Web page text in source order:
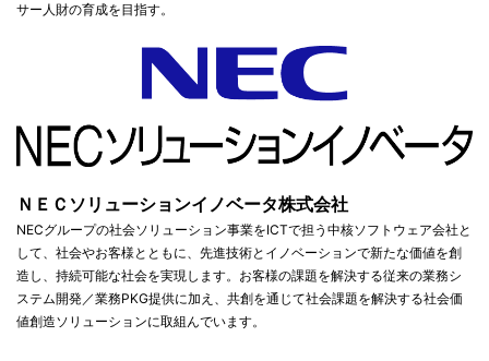
サー人財の育成を目指す。
ＮＥＣソリューションイノベータ株式会社
NECグループの社会ソリューション事業をICTで担う中核ソフトウェア会社と
して、社会やお客様とともに、先進技術とイノベーションで新たな価値を創
造し、持続可能な社会を実現します。お客様の課題を解決する従来の業務シ
ステム開発／業務PKG提供に加え、共創を通じて社会課題を解決する社会価
値創造ソリューションに取組んでいます。